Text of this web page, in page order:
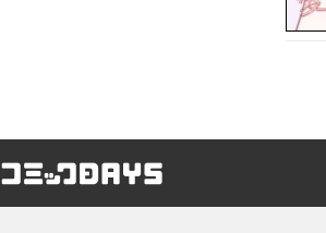
コミックDAYS